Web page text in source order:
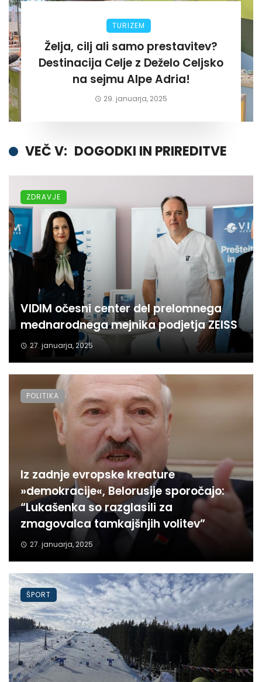
TURIZEM
Želja, cilj ali samo prestavitev?
Destinacija Celje z Deželo Celjsko
na sejmu Alpe Adria!
29. januarja, 2025
VEČ V: DOGODKI IN PRIREDITVE
VIDIM očesni center del prelomnega
mednarodnega mejnika podjetja ZEISS
27. januarja, 2025
ZDRAVJE
Iz zadnje evropske kreature
»demokracije«, Belorusije sporočajo:
“Lukašenka so razglasili za
zmagovalca tamkajšnjih volitev”
27. januarja, 2025
POLITIKA
ŠPORT